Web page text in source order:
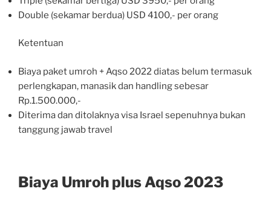
Double (sekamar berdua) USD 4100,- per orang
Ketentuan
Biaya paket umroh + Aqso 2022 diatas belum termasuk
perlengkapan, manasik dan handling sebesar
Rp.1.500.000,-
Diterima dan ditolaknya visa Israel sepenuhnya bukan
tanggung jawab travel
Biaya Umroh plus Aqso 2023